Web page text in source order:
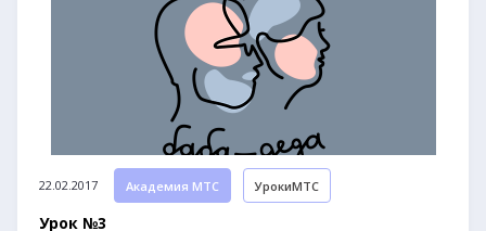
22.02.2017 Академия МТС УрокиМТС
Урок №3